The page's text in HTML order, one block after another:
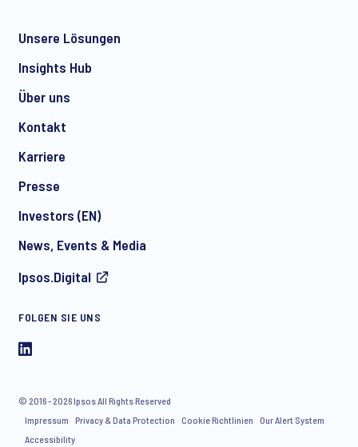
*
invitations to free events and articles from Ipsos. You may
Unsere Lösungen
Insights Hub
Über uns
Kontakt
Karriere
Presse
Investors (EN)
News, Events & Media
Ipsos.Digital
FOLGEN SIE UNS
© 2016 - 2026 Ipsos All Rights Reserved
Impressum
Privacy & Data Protection Cookie Richtlinien
Our Alert System
Accessibility